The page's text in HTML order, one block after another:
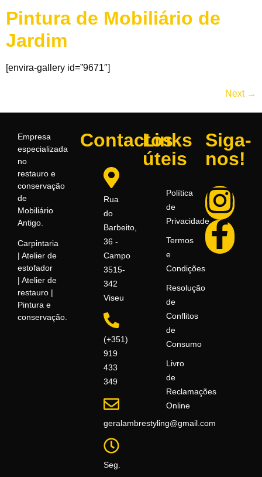
Pintura de Mobiliário de
Jardim
[envira-gallery id=”9671″]
Next →
Empresa
especializada
no
restauro e
conservação
de
Mobiliário
Antigo.
Carpintaria
| Atelier de
estofador
| Atelier de
restauro |
Pintura e
conservação.
Contactos
Rua
do
Barbeito,
36 -
Campo
3515-
342
Viseu
(+351)
919
433
349
geralambrestyling@gmail.com
Seg.
Links
úteis
Política
de
Privacidade
Termos
e
Condições
Resolução
de
Conflitos
de
Consumo
Livro
de
Reclamações
Online
Siga-
nos!